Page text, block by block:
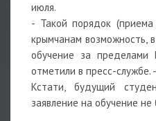
июля.
- Такой порядок
крымчанам возможность,
обучение за
отметили в пресс-службе. -
Кстати, будущий
заявление на обучение